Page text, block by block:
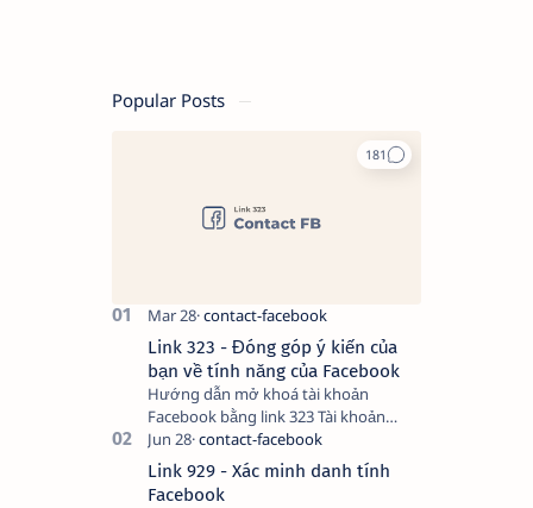
Popular Posts
Link 323 - Đóng góp ý kiến của
bạn về tính năng của Facebook
Hướng dẫn mở khoá tài khoản
Facebook bằng link 323 Tài khoản
Facebook bị vô hiệu hóa có thể do
nhiều nguyên nhân, do bạn đăng bài
hay thực hiện…
Link 929 - Xác minh danh tính
Facebook